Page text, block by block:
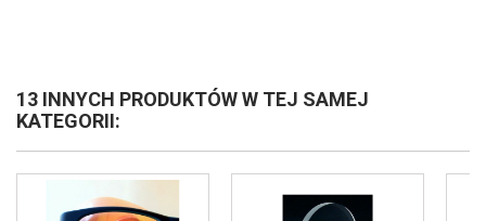
13 INNYCH PRODUKTÓW W TEJ SAMEJ
KATEGORII: